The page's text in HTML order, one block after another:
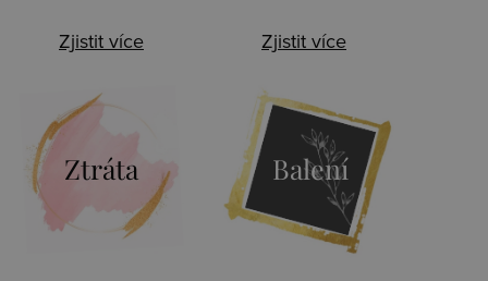
Zjistit více Zjistit více
Ztráta Balení